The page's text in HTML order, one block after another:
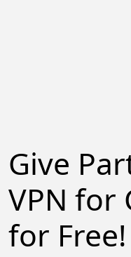
Give
VPN for
for Free!